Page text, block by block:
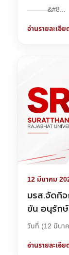
———&#8...
อ่านรายละเอี
12 มีนาคม
มรส.จัดกิ
ขัน อนุรัก
วันที่ (12 มีนา
อ่านรายละเอี